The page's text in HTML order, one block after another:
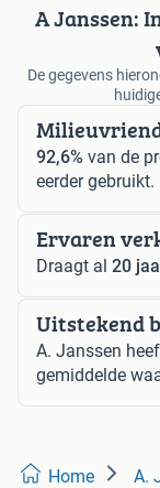
A Janssen:
De gegevens
92,6% van de
eerder gebruikt.
Ervaren
Draagt al 20
Uitstekend
A. Janssen
gemiddelde
Home A.